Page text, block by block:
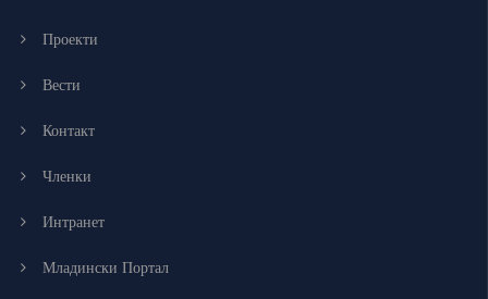
Проекти
Вести
Контакт
Членки
Интранет
Младински Портал